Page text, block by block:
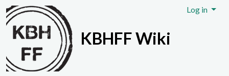
Site identity, navigation, etc.
KBHFF Wiki
Log in